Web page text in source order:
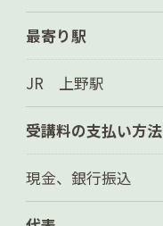
最寄り駅
JR 上野駅
受講料の支払い方法
現金、銀行振込